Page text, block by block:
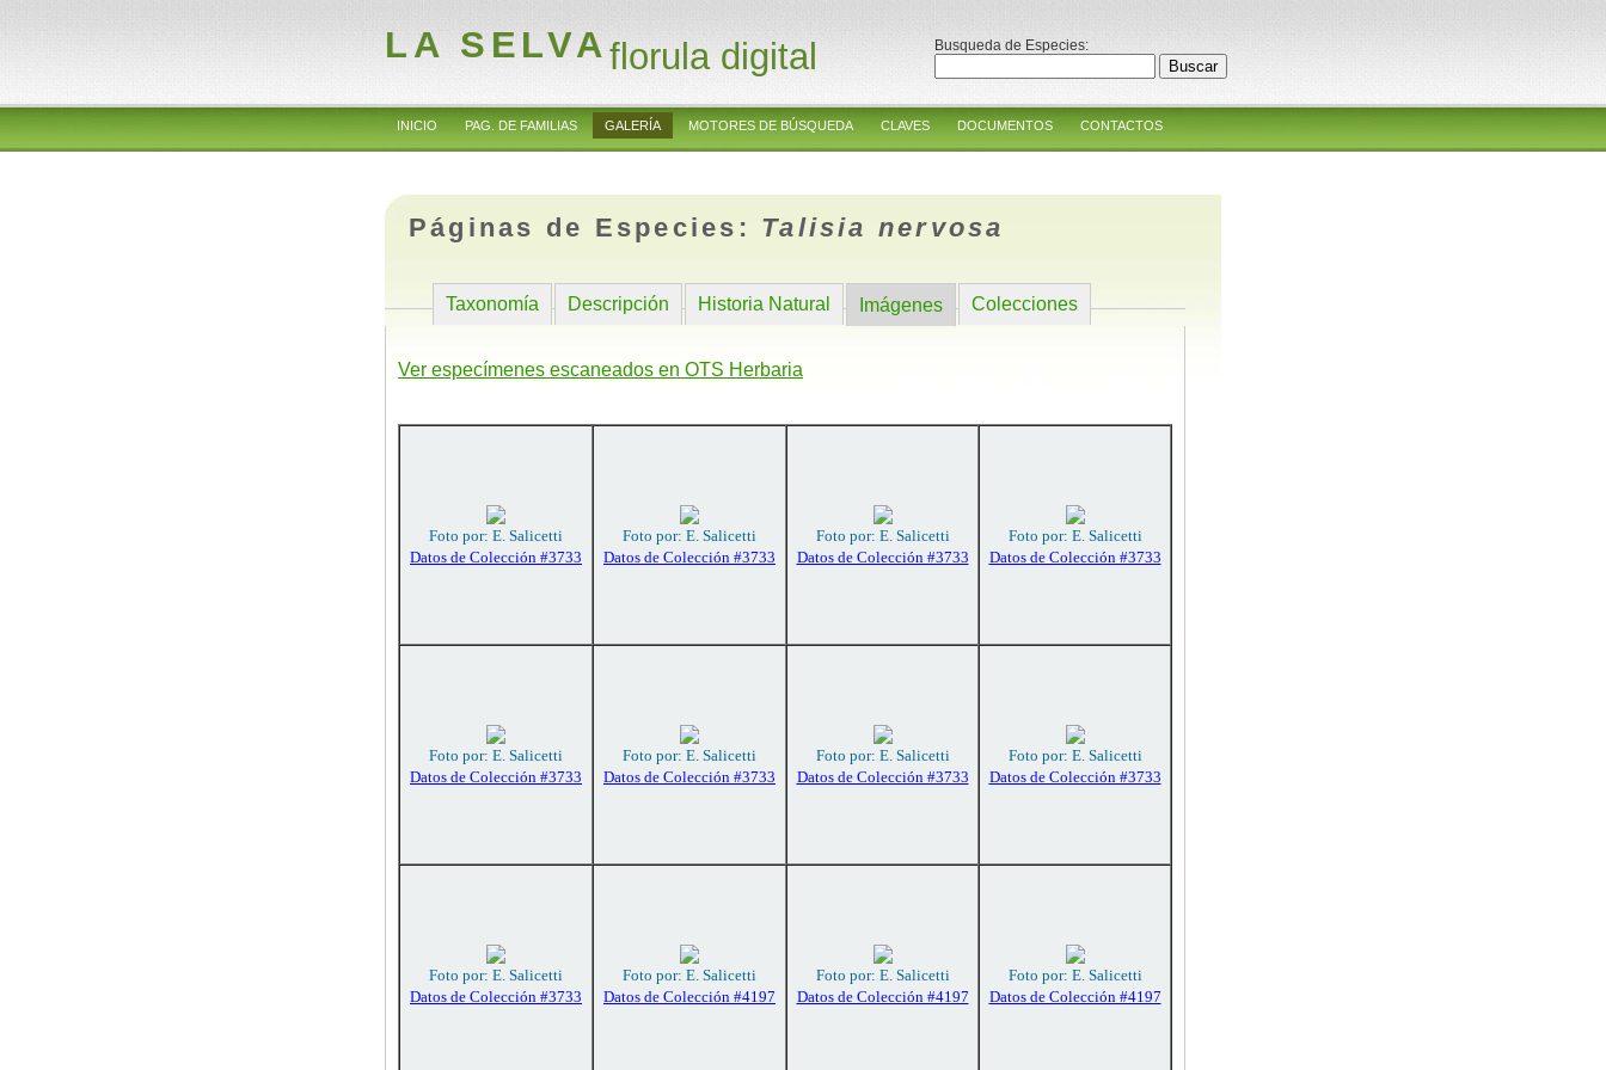
LA SELVAflorula digital Busqueda de Especies:
INICIO PAG. DE FAMILIAS GALERÍA MOTORES DE BÚSQUEDA CLAVES DOCUMENTOS CONTACTOS
Páginas de Especies: Talisia nervosa
Taxonomía Descripción Historia Natural Imágenes Colecciones
Ver especímenes escaneados en OTS Herbaria
Foto por: E. Salicetti
Datos de Colección #3733
Foto por: E. Salicetti
Datos de Colección #3733
Foto por: E. Salicetti
Datos de Colección #3733
Foto por: E. Salicetti
Datos de Colección #3733
Foto por: E. Salicetti
Datos de Colección #3733
Foto por: E. Salicetti
Datos de Colección #3733
Foto por: E. Salicetti
Datos de Colección #3733
Foto por: E. Salicetti
Datos de Colección #3733
Foto por: E. Salicetti
Datos de Colección #3733
Foto por: E. Salicetti
Datos de Colección #4197
Foto por: E. Salicetti
Datos de Colección #4197
Foto por: E. Salicetti
Datos de Colección #4197